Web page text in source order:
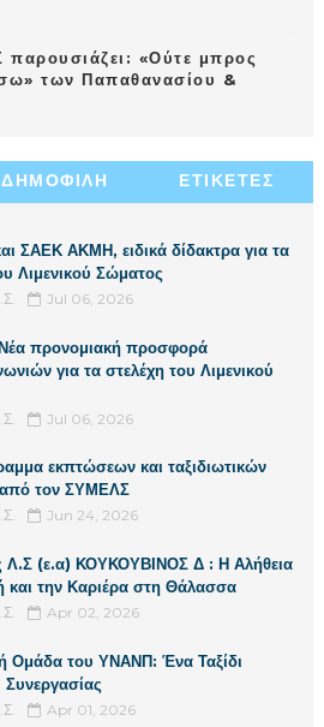
«Ούτε μπρος
των Παπαθανασίου &
ΔΗΜΟΦΙΛΗ ΕΤΙΚΕΤΕΣ
ΣΑΕΚ ΑΚΜΗ, ειδικά δίδακτρα για τα
Λιμενικού Σώματος
Jul 06, 2026
προνομιακή προσφορά
για τα στελέχη του Λιμενικού
Jul 06, 2026
εκπτώσεων και ταξιδιωτικών
τον ΣΥΜΕΛΣ
Jun 24, 2026
Λ.Σ (ε.α) ΚΟΥΚΟΥΒΙΝΟΣ Δ : Η Αλήθεια
και την Καριέρα στη Θάλασσα
Apr 02, 2026
Ομάδα του ΥΝΑΝΠ: Ένα Ταξίδι
Συνεργασίας
Apr 01, 2026